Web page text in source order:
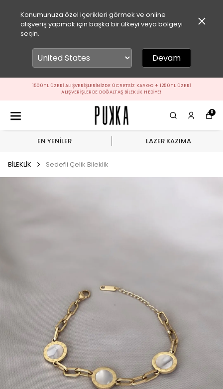
Konumunuza özel içerikleri görmek ve online
alışveriş yapmak için başka bir ülkeyi veya bölgeyi
seçin.
Devam
1500 TL ÜZERI ALIŞVERIŞLERINIZDE ÜCRETSIZ KARGO + 1250 TL ÜZERI
ALIŞVERIŞLERDE DOĞALTAŞ BILEKLIK HEDIYE!
0
EN YENİLER LAZER KAZIMA
BİLEKLİK Sedefli Çelik Bileklik